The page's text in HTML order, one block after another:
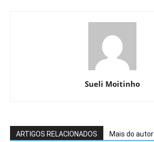
Sueli Moitinho
ARTIGOS RELACIONADOS Mais do autor